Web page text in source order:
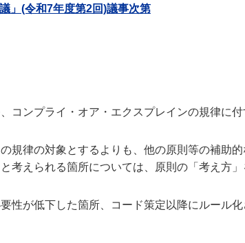
」(令和7年度第2回)議事次第
コンプライ・オア・エクスプレインの規律に付
規律の対象とするよりも、他の原則等の補助的
考えられる箇所については、原則の「考え方
性が低下した箇所、コード策定以降にルール